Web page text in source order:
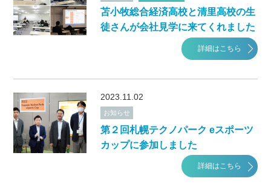
苫小牧総合経済高校と清里高校の生
徒さんが会社見学に来てくれました
詳細はこちら
2023.11.02
お知らせ
第２回札幌テクノパーク eスポーツ
カップに参加しました
詳細はこちら